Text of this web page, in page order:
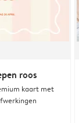
roos
kaart met